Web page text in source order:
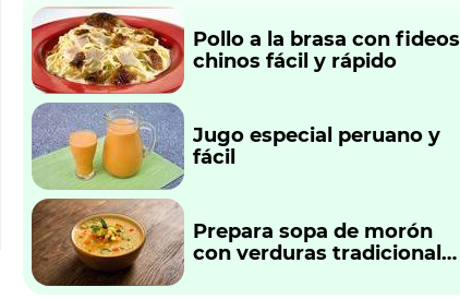
Pollo a la brasa con fideos
chinos fácil y rápido
Jugo especial peruano y
fácil
Prepara sopa de morón
con verduras tradicional